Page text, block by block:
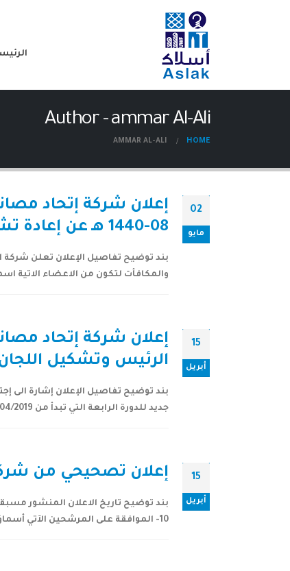
Author - ammar Al-Ali
HOME
AMMAR AL-ALI
02
مايو
08-1440 هـ عن إعادة تشكيل لجنة الترشيحات والمكافأت
والمكافأت لتكون من الاعضاء الاتية اسمائهم : 1- الاستاذ / خالد سعد الكنهل 2-
15
أبريل
إعلان شركة إتحاد
الرئيس وتشكيل
جديد للدورة الرابعة التي تبدأ من 10/04/2019 م ولمدة ثلاث سنوات تنتهي في 09/04/2022 م تعلن شركة أتحاد مصانع الأسلاك...
15
أبريل
إعلان تصحيحي من
10- الموافقة على المرشحين الآتي أسماؤهم من بين المرشحين لإدارة الشركة لدورة مجلس الإدارة الجديدة ابتداء من 10/04/2019 م ولمدة ثلاث سنوات...